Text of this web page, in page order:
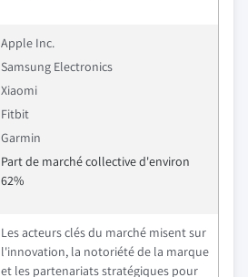
Apple Inc.
Samsung Electronics
Xiaomi
Fitbit
Garmin
Part de marché collective d'environ
62%
Les acteurs clés du marché misent sur
l'innovation, la notoriété de la marque
et les partenariats stratégiques pour